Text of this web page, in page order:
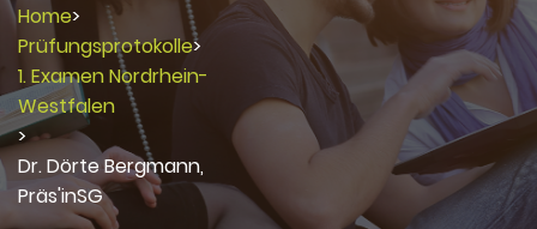
Home>
Prüfungsprotokolle>
1. Examen Nordrhein-
Westfalen
>
Dr. Dörte Bergmann,
Präs'inSG